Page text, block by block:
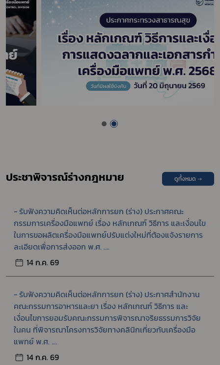
ประชาพิจารณ์ร่างกฎหมาย ดูทั้งหมด →
- รับฟังความคิดเห็นต่อหลักการยก (ร่าง) ประกาศคณะ
กรรมการเครื่องมือแพทย์ เรื่อง หลักเกณฑ์ วิธีการ และเงื่อนไข
ในการขอผลิตเครื่องมือแพทย์ปรับแต่งใหม่ที่ต้องแจ้งรายการ
ละเอียดเพื่อการส่งออก พ.ศ. ....
14 ก.ค. 69
- รับฟังความคิดเห็นต่อหลักการยก (ร่าง) ประกาศสำนักงาน
คณะกรรมการอาหารและยา เรื่อง หลักเกณฑ์ วิธีการ และ
เงื่อนไขการยอมรับคณะกรรมการพิจารณาจริยธรรมการวิจัย
ในคน ที่พิจารณาโครงการวิจัยทางคลินิกเกี่ยวกับเครื่องมือ
แพทย์ พ.ศ. ....
14 ก.ค. 69